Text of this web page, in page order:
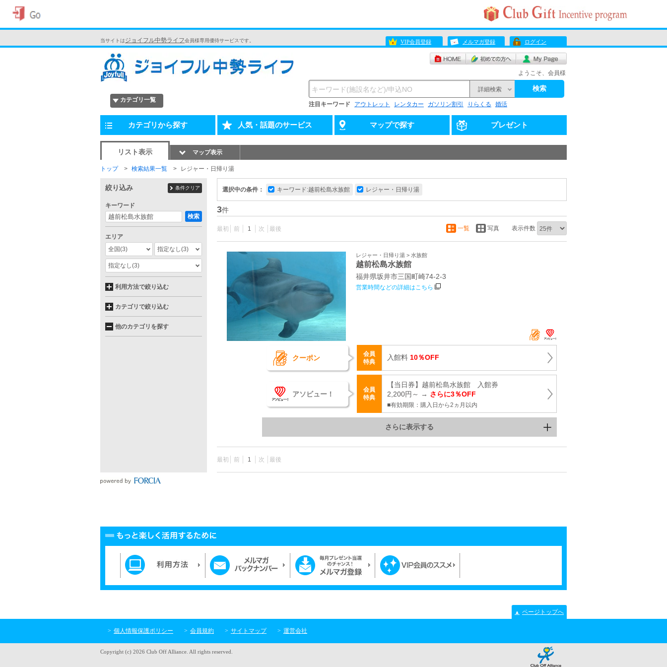
当サイトはジョイフル中勢ライフ会員様専用優待サービスです。 VIP会員登録 メルマガ登録 ログイン
ようこそ、会員様
カテゴリ一覧
詳細検索 検索
注目キーワード アウトレット レンタカー ガソリン割引 りらくる 婚活
カテゴリから探す 人気・話題のサービス マップで探す プレゼント
リスト表示 マップ表示
トップ 検索結果一覧 レジャー・日帰り湯
選択中の条件： キーワード:越前松島水族館 レジャー・日帰り湯
3件
最初 前 1 次 最後 一覧 写真 表示件数
レジャー・日帰り湯 > 水族館
越前松島水族館
福井県坂井市三国町崎74‐2‐3
営業時間などの詳細はこちら
クーポン
会員
特典
入館料 10％OFF
アソビュー！
会員
特典
【当日券】越前松島水族館 入館券
2,200円～ → さらに3％OFF
■有効期限：購入日から2ヵ月以内
さらに表示する
最初 前 1 次 最後
絞り込み 条件クリア
キーワード
検索
エリア
全国(3) 指定なし(3)
指定なし(3)
利用方法で絞り込む
カテゴリで絞り込む
他のカテゴリを探す
▲ ページトップへ
個人情報保護ポリシー 会員規約 サイトマップ 運営会社
Copyright (c) 2026 Club Off Alliance. All rights reserved.